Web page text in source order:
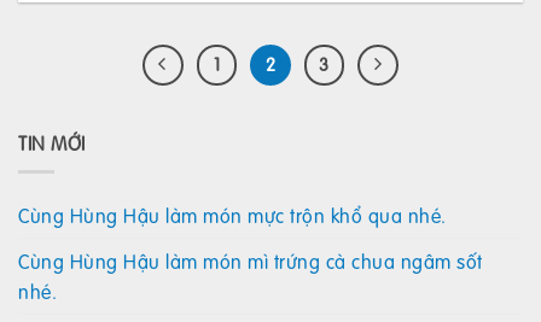
TIN MỚI
Cùng Hùng Hậu làm món mực trộn khổ qua nhé.
Cùng Hùng Hậu làm món mì trứng cà chua ngâm sốt
nhé.
1 2 3